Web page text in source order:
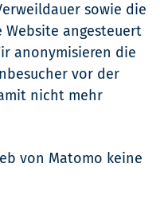
sowie die
Website angesteuert
anonymisieren die
vor der
nicht mehr
von Matomo keine